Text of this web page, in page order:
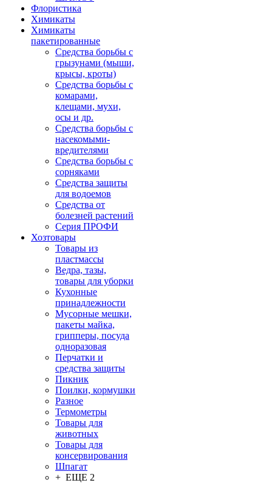
Флористика
Химикаты
Химикаты
пакетированные
Средства борьбы с
грызунами (мыши,
крысы, кроты)
Средства борьбы с
комарами,
клещами, мухи,
осы и др.
Средства борьбы с
насекомыми-
вредителями
Средства борьбы с
сорняками
Средства защиты
для водоемов
Средства от
болезней растений
Серия ПРОФИ
Хозтовары
Товары из
пластмассы
Ведра, тазы,
товары для уборки
Кухонные
принадлежности
Мусорные мешки,
пакеты майка,
грипперы, посуда
одноразовая
Перчатки и
средства защиты
Пикник
Поилки, кормушки
Разное
Термометры
Товары для
животных
Товары для
консервирования
Шпагат
+ ЕЩЕ 2